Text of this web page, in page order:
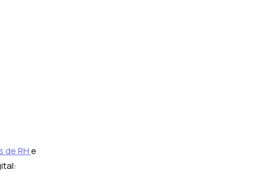
de RH e